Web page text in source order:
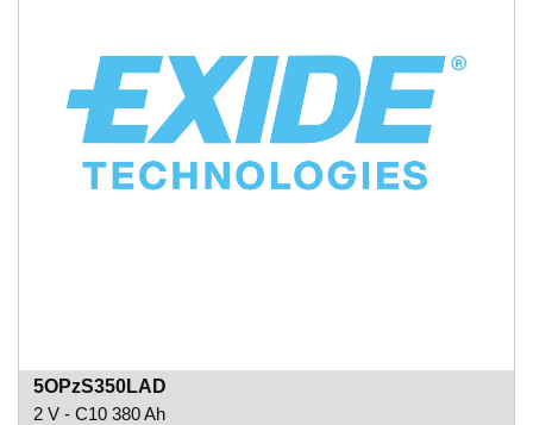
5OPzS350LAD
2 V - C10 380 Ah